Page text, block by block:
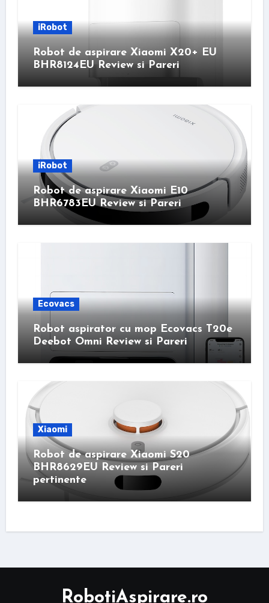
iRobot
Robot de aspirare Xiaomi X20+ EU
BHR8124EU Review si Pareri
iRobot
Robot de aspirare Xiaomi E10
BHR6783EU Review si Pareri
Ecovacs
Robot aspirator cu mop Ecovacs T20e
Deebot Omni Review si Pareri
Xiaomi
Robot de aspirare Xiaomi S20
BHR8629EU Review si Pareri
pertinente
RobotiAspirare.ro